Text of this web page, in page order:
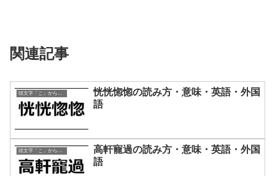
関連記事
頭文字「こ」から始まる四字熟語
恍恍惚惚の読み方・意味・英語・外国
語
高軒寵過の読み方・意味・英語・外国
語